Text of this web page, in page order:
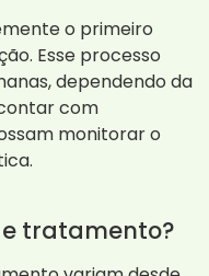
o primeiro
Esse processo
dependendo da
com
monitorar o
tratamento?